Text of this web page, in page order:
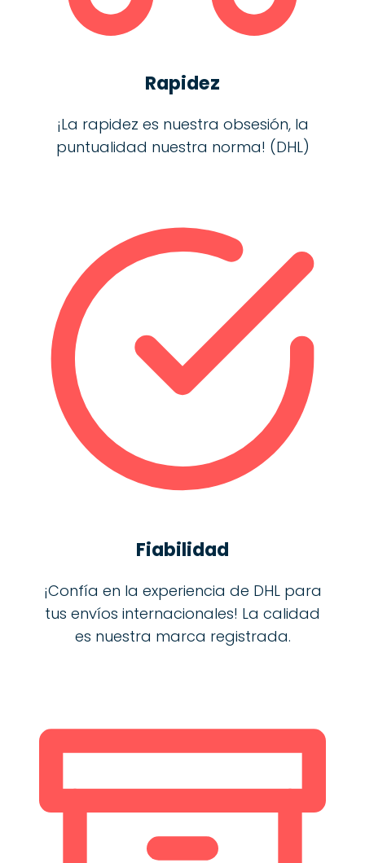
Rapidez
¡La rapidez es nuestra obsesión, la
puntualidad nuestra norma! (DHL)
Fiabilidad
¡Confía en la experiencia de DHL para
tus envíos internacionales! La calidad
es nuestra marca registrada.